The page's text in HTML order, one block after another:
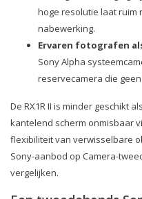
hoge resolutie laat ruim
nabewerking.
Ervaren fotografen
Sony Alpha
reservecamera die
De RX1R II is minder geschikt
kantelend scherm onmisbaar
flexibiliteit van verwisselbare
Sony-aanbod op Camera-
vergelijken.